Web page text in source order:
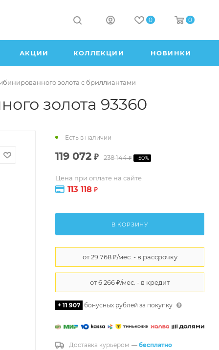
0 0
АКЦИИ КОЛЛЕКЦИИ НОВИНКИ
золота с бриллиантами
золота 93360
Есть в наличии
119 072 ₽ 238 144₽ -50%
Цена при оплате на сайте
113 118 ₽
В КОРЗИНУ
+ 11 907 бонусных рублей за покупку
Доставка курьером — бесплатно